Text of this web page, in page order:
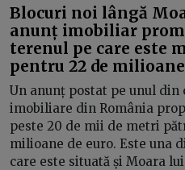
Blocuri noi lângă
anunț imobiliar
terenul pe care este
pentru 22 de
Un anunț postat pe unul
imobiliare din România
peste 20 de mii de metri
milioane de euro. Este una
care este situată și Moara